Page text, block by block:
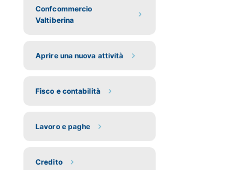
Confcommercio
Valtiberina
Aprire una nuova attività
Fisco e contabilità
Lavoro e paghe
Credito